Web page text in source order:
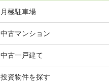
月極駐車場
中古マンション
中古一戸建て
投資物件を探す